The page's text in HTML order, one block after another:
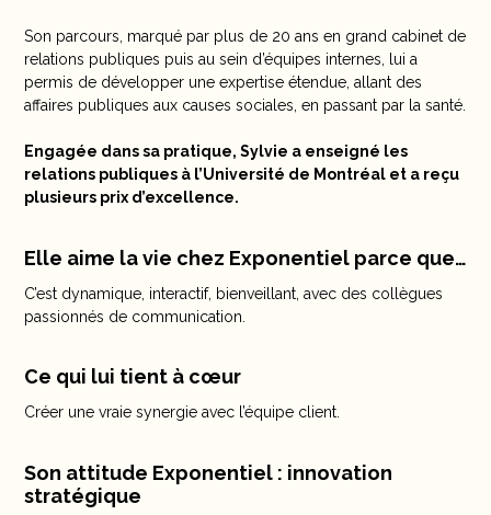
Son parcours, marqué par plus de 20 ans en grand cabinet de
relations publiques puis au sein d’équipes internes, lui a
permis de développer une expertise étendue, allant des
affaires publiques aux causes sociales, en passant par la santé.
Engagée dans sa pratique, Sylvie a enseigné les
relations publiques à l’Université de Montréal et a reçu
plusieurs prix d’excellence.
Elle aime la vie chez Exponentiel parce que…
C’est dynamique, interactif, bienveillant, avec des collègues
passionnés de communication.
Ce qui lui tient à cœur
Créer une vraie synergie avec l’équipe client.
Son attitude Exponentiel : innovation
stratégique